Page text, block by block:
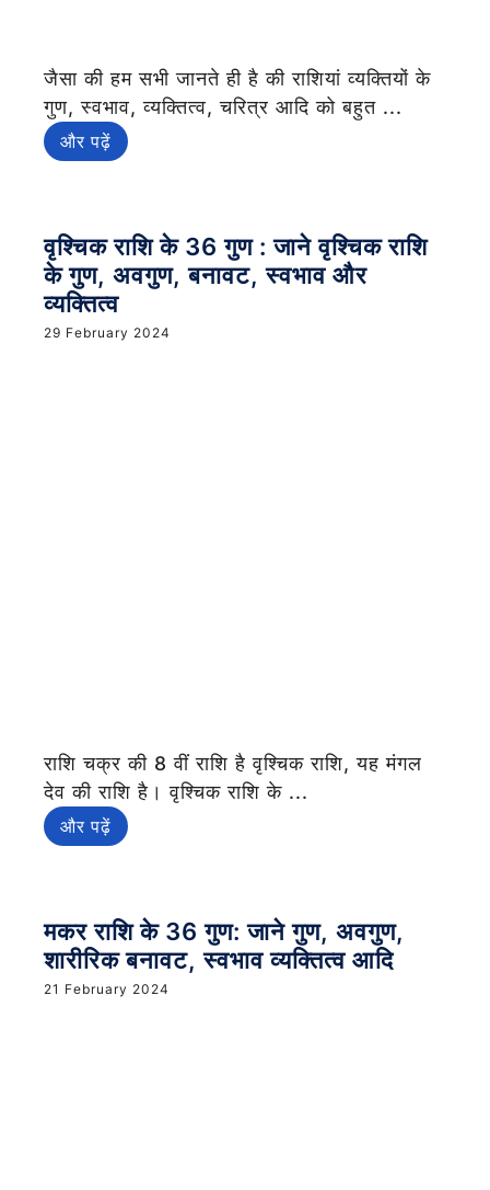
जैसा की हम सभी जानते ही है की राशियां व्यक्तियों के
गुण, स्वभाव, व्यक्तित्व, चरित्र आदि को बहुत ...
और पढ़ें
वृश्चिक राशि के 36 गुण : जाने वृश्चिक राशि
के गुण, अवगुण, बनावट, स्वभाव और
व्यक्तित्व
29 February 2024
राशि चक्र की 8 वीं राशि है वृश्चिक राशि, यह मंगल
देव की राशि है। वृश्चिक राशि के ...
और पढ़ें
मकर राशि के 36 गुण: जाने गुण, अवगुण,
शारीरिक बनावट, स्वभाव व्यक्तित्व आदि
21 February 2024